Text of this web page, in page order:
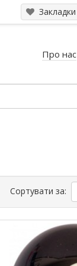
Закладки
Про нас
Сортувати за: